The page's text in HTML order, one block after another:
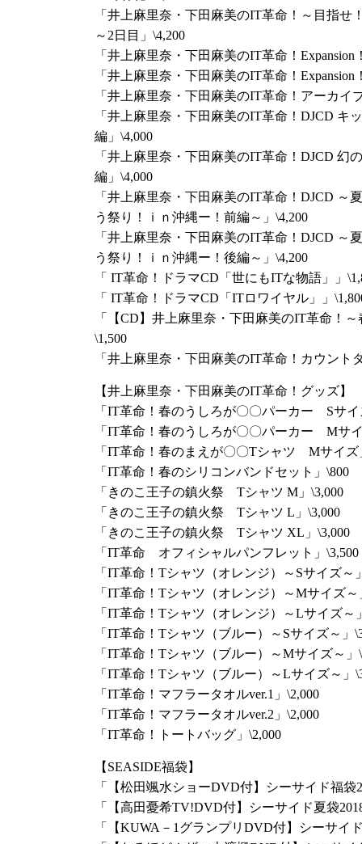
合計6番組計12名による熱いトークをたっぷ
TRACKでは井上麻里奈さんが中心となって
れまでにない映像をお届けしています！昼の
た豪華2枚組です。ぜひご覧ください！
◆商品名：【DVD】SEASIDE WINTER
◆価格：6,000円（税込）
◆商品仕様：DVD2枚組（DISC1:昼の部 本
+BONUS TRACK映像）
同DVDは6月16日（土）開催「春佳・彩花の
みのイタズラ2018～」 にて先行販売となりま
設ページをご覧ください。
◆通販予約： シーサイドSHOP にて2018年6
約開始
◆通販発売日：2018年6月23日（土）
DVD「SEASIDE SUMMER FESTIVAL
IT革命のお2人も出演した「SEASIDE
DVD「SEASIDE SUMMER FESTIVAL 2017
部・夜の部＋メイキング映像を収録した2枚
て、5月20日（日）に開催される「あどりぶ
西じこけーはつセミナー2018～イライラをム
ね～」両イベント会場の物販にて先行販売と
ら開始となる事前物販はイベントのチケット
利用頂けます。よろしくお願いします！
詳細は特設サイトをご覧ください。
(5/22追記) DVD「SEASIDE SUMMER
通販予約受付が5月22日（火）21:00より
シー
トします！
通販取扱い：シーサイドSHOP
予約受付開始：2018年5月22日（火）21:00～
発送開始：2018年5月25日（金）
「井上麻里奈・下田麻美のIT革命！春
〇〇～」イベントグッズ通販のお知らせ
イベントグッズ各種の通販予約受付が
（火）22:00よりスタートします！
通販対象商品は以下の通りです。価格はすべ
「井上麻里奈・下田麻美のIT革命！～目指せ
～2日目」\4,200
「井上麻里奈・下田麻美のIT革命！Expansion
「井上麻里奈・下田麻美のIT革命！Expansion
「井上麻里奈・下田麻美のIT革命！アーカイ
「井上麻里奈・下田麻美のIT革命！DJCD キ
編」\4,000
「井上麻里奈・下田麻美のIT革命！DJCD 幻
編」\4,000
「井上麻里奈・下田麻美のIT革命！DJCD ～
う祭り！ｉｎ沖縄ー！前編～」\4,200
「井上麻里奈・下田麻美のIT革命！DJCD ～
う祭り！ｉｎ沖縄ー！後編～」\4,200
「 IT革命！ドラマCD「世にもITな物語」」
「 IT革命！ドラマCD「ITロワイヤル」」
「【CD】井上麻里奈・下田麻美のIT革命！
\1,500
「井上麻里奈・下田麻美のIT革命！カウント
【井上麻里奈・下田麻美のIT革命！グッズ】
「IT革命！春のうしろが〇〇パーカー Sサイ
「IT革命！春のうしろが〇〇パーカー Mサ
「IT革命！春のまえが〇〇Tシャツ Mサイズ
「IT革命！春のシリコンバンドセット」\800
「きのこ王子の鎮火祭 Tシャツ M」\3,000
「きのこ王子の鎮火祭 Tシャツ L」\3,000
「きのこ王子の鎮火祭 Tシャツ XL」\3,000
「IT革命 オフィシャルパンフレット」\3,500
「IT革命！Tシャツ（オレンジ）～Sサイズ～
「IT革命！Tシャツ（オレンジ）～Mサイズ～
「IT革命！Tシャツ（オレンジ）～Lサイズ～
「IT革命！Tシャツ（ブルー）～Sサイズ～」
「IT革命！Tシャツ（ブルー）～Mサイズ～」
「IT革命！Tシャツ（ブルー）～Lサイズ～」
「IT革命！マフラータオルver.1」\2,000
「IT革命！マフラータオルver.2」\2,000
「IT革命！トートバッグ」\2,000
【SEASIDE福袋】
「【松田颯水ショーDVD付】シーサイド福袋
「【高田憂希TV!DVD付】シーサイド夏袋
「【KUWA－1グランプリDVD付】シーサイ